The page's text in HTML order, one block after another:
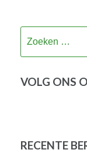
VOLG ONS
RECENTE